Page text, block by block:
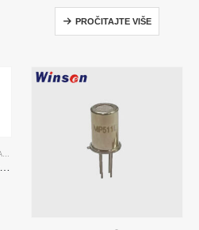
0od 5
PROČITAJTE VIŠE
R454B SENZOR PROPUŠTANJA RASHLADNOG SREDSTVA
MH-441D-454B NDIR infracrveni senzor rashladnog sredstva